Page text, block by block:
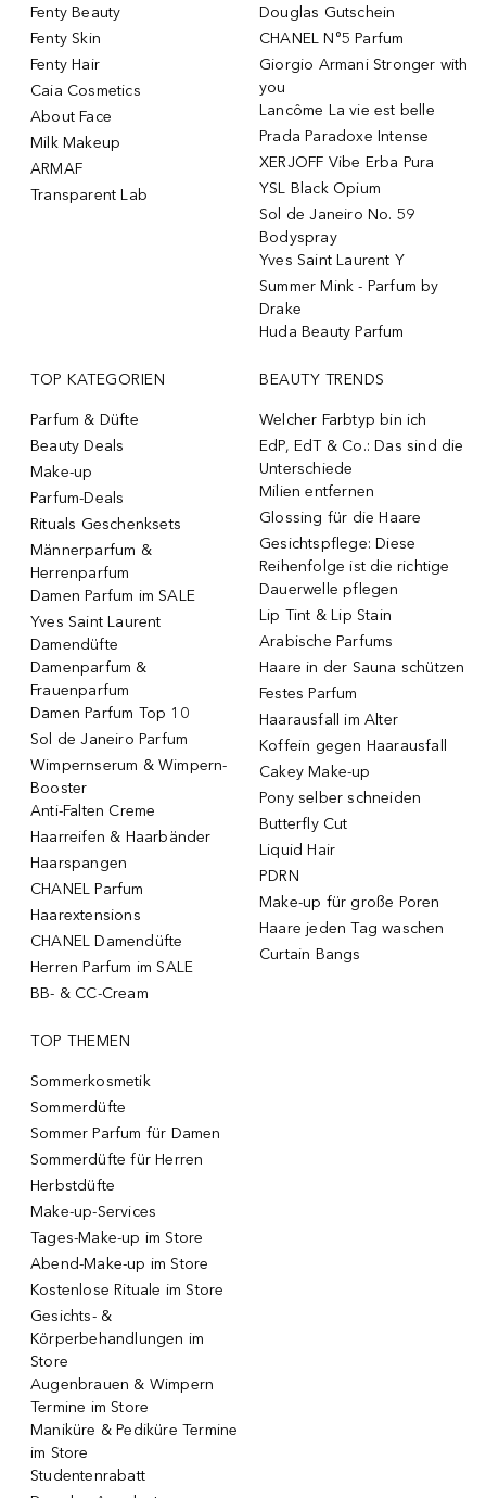
Fenty Beauty
Fenty Skin
Fenty Hair
Caia Cosmetics
About Face
Milk Makeup
ARMAF
Transparent Lab
Douglas Gutschein
CHANEL N°5 Parfum
Giorgio Armani Stronger with
you
Lancôme La vie est belle
Prada Paradoxe Intense
XERJOFF Vibe Erba Pura
YSL Black Opium
Sol de Janeiro No. 59
Bodyspray
Yves Saint Laurent Y
Summer Mink - Parfum by
Drake
Huda Beauty Parfum
TOP KATEGORIEN
Parfum & Düfte
Beauty Deals
Make-up
Parfum-Deals
Rituals Geschenksets
Männerparfum &
Herrenparfum
Damen Parfum im SALE
Yves Saint Laurent
Damendüfte
Damenparfum &
Frauenparfum
Damen Parfum Top 10
Sol de Janeiro Parfum
Wimpernserum & Wimpern-
Booster
Anti-Falten Creme
Haarreifen & Haarbänder
Haarspangen
CHANEL Parfum
Haarextensions
CHANEL Damendüfte
Herren Parfum im SALE
BB- & CC-Cream
BEAUTY TRENDS
Welcher Farbtyp bin ich
EdP, EdT & Co.: Das sind die
Unterschiede
Milien entfernen
Glossing für die Haare
Gesichtspflege: Diese
Reihenfolge ist die richtige
Dauerwelle pflegen
Lip Tint & Lip Stain
Arabische Parfums
Haare in der Sauna schützen
Festes Parfum
Haarausfall im Alter
Koffein gegen Haarausfall
Cakey Make-up
Pony selber schneiden
Butterfly Cut
Liquid Hair
PDRN
Make-up für große Poren
Haare jeden Tag waschen
Curtain Bangs
TOP THEMEN
Sommerkosmetik
Sommerdüfte
Sommer Parfum für Damen
Sommerdüfte für Herren
Herbstdüfte
Make-up-Services
Tages-Make-up im Store
Abend-Make-up im Store
Kostenlose Rituale im Store
Gesichts- &
Körperbehandlungen im
Store
Augenbrauen & Wimpern
Termine im Store
Maniküre & Pediküre Termine
im Store
Studentenrabatt